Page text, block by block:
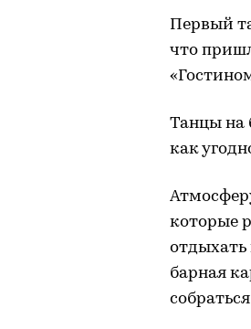
Первый
что
Танцы на
как
которые
барная